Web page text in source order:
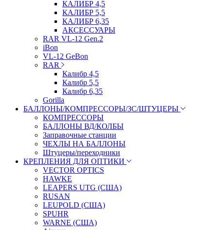
КАЛИБР 4,5
КАЛИБР 5,5
КАЛИБР 6,35
АКСЕССУАРЫ
RAR VL-12 Gen.2
iBon
VL-12 GeBon
RAR
Калибр 4,5
Калибр 5,5
Калибр 6,35
Gorilla
БАЛЛОНЫ/КОМПРЕССОРЫ/ЗС/ШТУЦЕРЫ
КОМПРЕССОРЫ
БАЛЛОНЫ ВД/КОЛБЫ
Заправочные станции
ЧЕХЛЫ НА БАЛЛОНЫ
Штуцеры/переходники
КРЕПЛЕНИЯ ДЛЯ ОПТИКИ
VECTOR OPTICS
HAWKE
LEAPERS UTG (США)
RUSAN
LEUPOLD (США)
SPUHR
WARNE (США)